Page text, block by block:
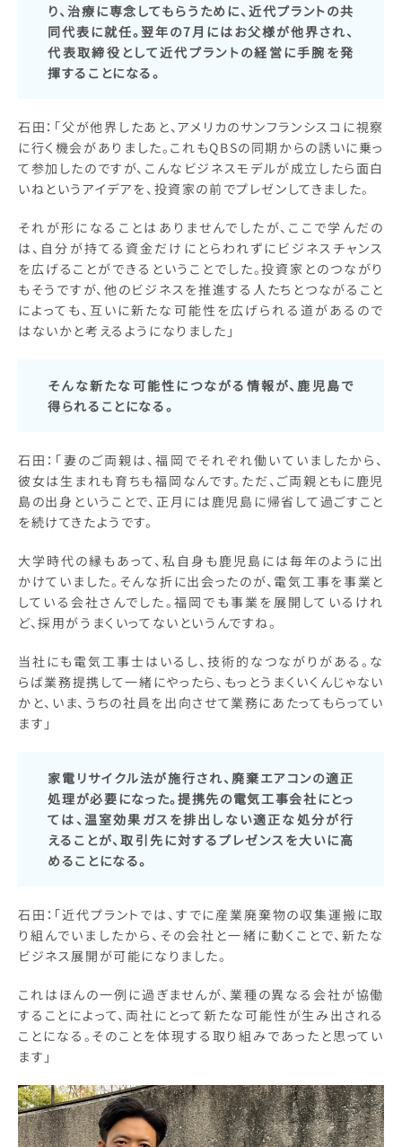
り、治療に専念してもらうために、近代プラントの共
同代表に就任。翌年の7月にはお父様が他界され、
代表取締役として近代プラントの経営に手腕を発
揮することになる。
石田：「父が他界したあと、アメリカのサンフランシスコに視察
に行く機会がありました。これもQBSの同期からの誘いに乗っ
て参加したのですが、こんなビジネスモデルが成立したら面白
いねというアイデアを、投資家の前でプレゼンしてきました。
それが形になることはありませんでしたが、ここで学んだの
は、自分が持てる資金だけにとらわれずにビジネスチャンス
を広げることができるということでした。投資家とのつながり
もそうですが、他のビジネスを推進する人たちとつながること
によっても、互いに新たな可能性を広げられる道があるので
はないかと考えるようになりました」
そんな新たな可能性につながる情報が、鹿児島で
得られることになる。
石田：「妻のご両親は、福岡でそれぞれ働いていましたから、
彼女は生まれも育ちも福岡なんです。ただ、ご両親ともに鹿児
島の出身ということで、正月には鹿児島に帰省して過ごすこと
を続けてきたようです。
大学時代の縁もあって、私自身も鹿児島には毎年のように出
かけていました。そんな折に出会ったのが、電気工事を事業と
している会社さんでした。福岡でも事業を展開しているけれ
ど、採用がうまくいってないというんですね。
当社にも電気工事士はいるし、技術的なつながりがある。な
らば業務提携して一緒にやったら、もっとうまくいくんじゃない
かと、いま、うちの社員を出向させて業務にあたってもらってい
ます」
家電リサイクル法が施行され、廃棄エアコンの適正
処理が必要になった。提携先の電気工事会社にとっ
ては、温室効果ガスを排出しない適正な処分が行
えることが、取引先に対するプレゼンスを大いに高
めることになる。
石田：「近代プラントでは、すでに産業廃棄物の収集運搬に取
り組んでいましたから、その会社と一緒に動くことで、新たな
ビジネス展開が可能になりました。
これはほんの一例に過ぎませんが、業種の異なる会社が協働
することによって、両社にとって新たな可能性が生み出される
ことになる。そのことを体現する取り組みであったと思ってい
ます」